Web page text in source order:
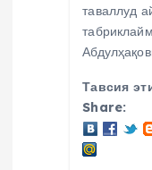
таваллуд
Тавсия
Share: